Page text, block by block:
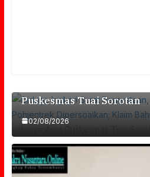
Diduga Ingkari Surat
Puskesmas Pohjentrek
Puskesmas Tuai Sorotan
02/08/2026